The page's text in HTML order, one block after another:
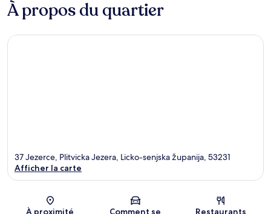
À propos du quartier
Carte
37 Jezerce, Plitvicka Jezera, Licko-senjska županija, 53231
Afficher la carte
À proximité
Comment se
Restaurants